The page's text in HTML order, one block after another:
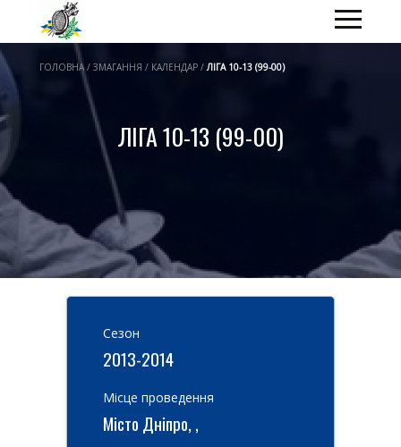
ГОЛОВНА / ЗМАГАННЯ / КАЛЕНДАР /ЛІГА 10-13 (99-00)
ЛІГА 10-13 (99-00)
Cезон
2013-2014
Місце проведення
Місто Дніпро, ,